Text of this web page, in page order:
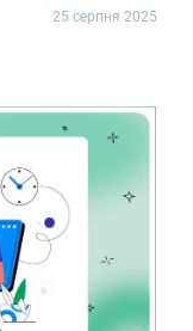
25 серпня 2025